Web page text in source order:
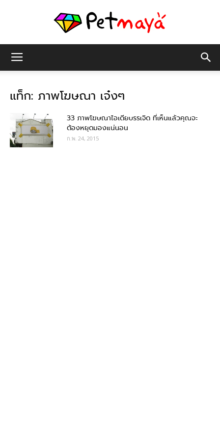
มายา
แท็ก: ภาพโฆษณา เจ๋งๆ
33 ภาพโฆษณาไอเดียบรรเจิด ที่เห็นแล้วคุณจะ
ต้องหยุดมองแน่นอน
ก.พ. 24, 2015